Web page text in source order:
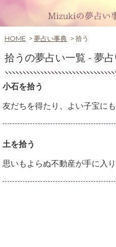
HOME 夢占い事典 拾う
拾うの夢占い一覧 - 夢
小石を拾う
友だちを得たり、よい子宝にも
土を拾う
思いもよらぬ不動産が手に入り